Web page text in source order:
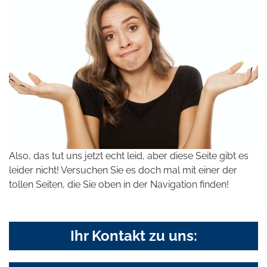
Also, das tut uns jetzt echt leid, aber diese Seite gibt es
leider nicht! Versuchen Sie es doch mal mit einer der
tollen Seiten, die Sie oben in der Navigation finden!
Ihr Kontakt zu uns: